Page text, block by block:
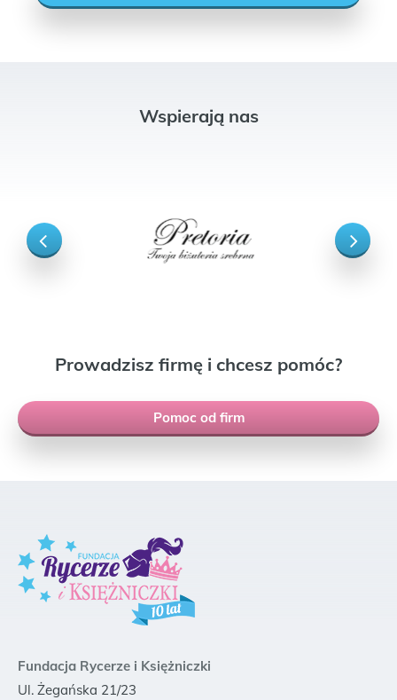
Wspierają nas
Prowadzisz firmę i chcesz pomóc?
Pomoc od firm
Fundacja Rycerze i Księżniczki
Ul. Żegańska 21/23